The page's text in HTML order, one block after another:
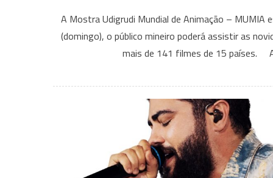
A Mostra Udigrudi Mundial de Animação –
(domingo), o público mineiro poderá assistir as
mais de 141 filmes de 15 países.